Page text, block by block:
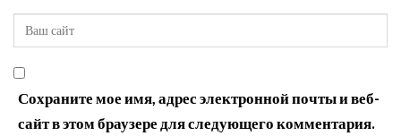
Сохраните мое имя, адрес электронной почты и веб-
сайт в этом браузере для следующего комментария.